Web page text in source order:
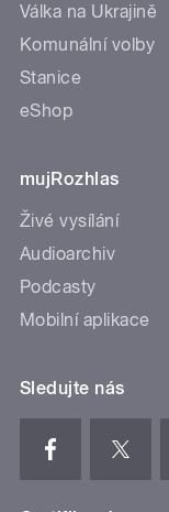
Válka na Ukrajině
Komunální volby
Stanice
eShop
mujRozhlas
Živé vysílání
Audioarchiv
Podcasty
Mobilní aplikace
Sledujte nás